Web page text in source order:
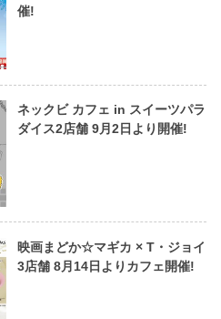
催!
ネックビ カフェ in スイーツパラ
ダイス2店舗 9月2日より開催!
映画まどか☆マギカ × T・ジョイ
3店舗 8月14日よりカフェ開催!